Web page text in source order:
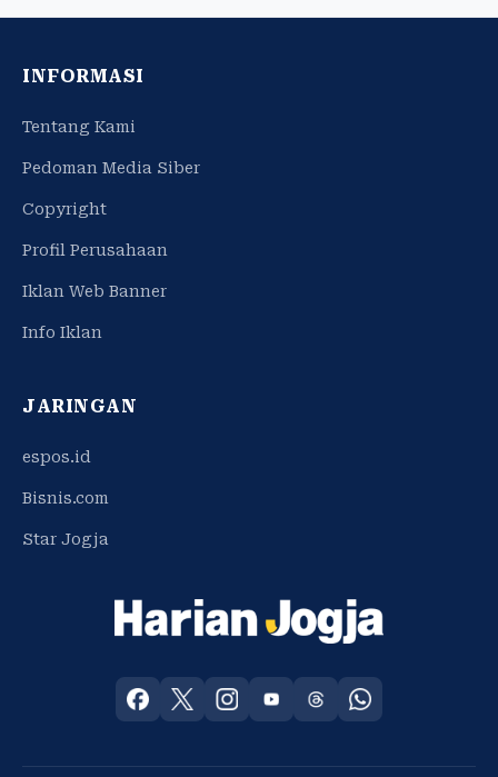
INFORMASI
Tentang Kami
Pedoman Media Siber
Copyright
Profil Perusahaan
Iklan Web Banner
Info Iklan
JARINGAN
espos.id
Bisnis.com
Star Jogja